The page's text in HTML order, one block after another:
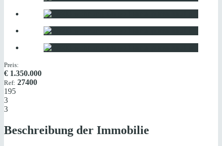
Preis:
€ 1.350.000
Ref: 27400
195
3
3
Beschreibung der Immobilie